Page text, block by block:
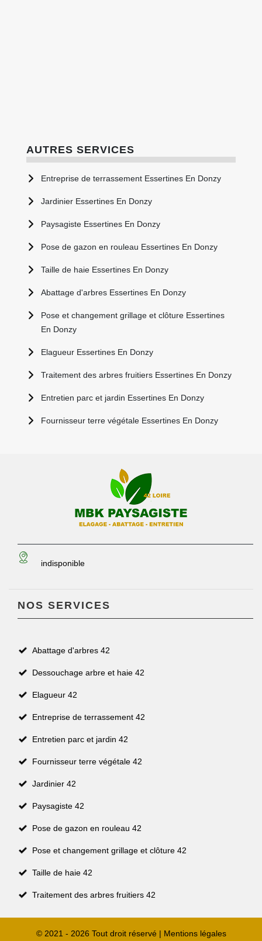
AUTRES SERVICES
Entreprise de terrassement Essertines En Donzy
Jardinier Essertines En Donzy
Paysagiste Essertines En Donzy
Pose de gazon en rouleau Essertines En Donzy
Taille de haie Essertines En Donzy
Abattage d'arbres Essertines En Donzy
Pose et changement grillage et clôture Essertines
En Donzy
Elagueur Essertines En Donzy
Traitement des arbres fruitiers Essertines En Donzy
Entretien parc et jardin Essertines En Donzy
Fournisseur terre végétale Essertines En Donzy
indisponible
NOS SERVICES
Abattage d'arbres 42
Dessouchage arbre et haie 42
Elagueur 42
Entreprise de terrassement 42
Entretien parc et jardin 42
Fournisseur terre végétale 42
Jardinier 42
Paysagiste 42
Pose de gazon en rouleau 42
Pose et changement grillage et clôture 42
Taille de haie 42
Traitement des arbres fruitiers 42
© 2021 - 2026 Tout droit réservé | Mentions légales